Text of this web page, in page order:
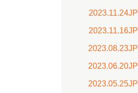
2023.11.24JP
2023.11.16JP
2023.08.23JP
2023.06.20JP
2023.05.25JP